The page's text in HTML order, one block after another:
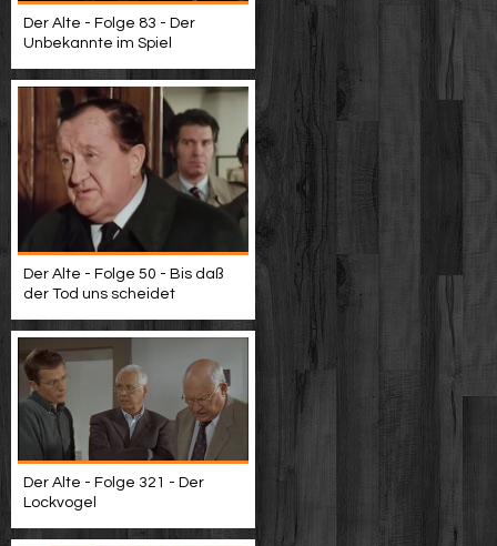
Der Alte - Folge 83 - Der
Unbekannte im Spiel
Der Alte - Folge 50 - Bis daß
der Tod uns scheidet
Der Alte - Folge 321 - Der
Lockvogel